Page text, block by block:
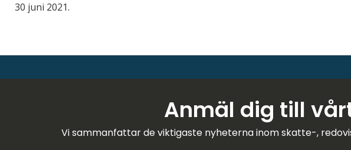
30 juni 2021.
Anmäl dig till
Vi sammanfattar de viktigaste nyheterna inom skatte-,